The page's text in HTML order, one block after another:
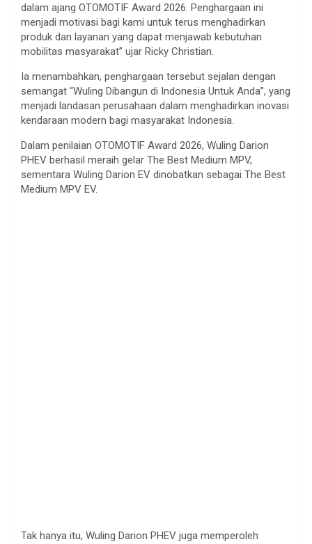
dalam ajang OTOMOTIF Award 2026. Penghargaan ini
menjadi motivasi bagi kami untuk terus menghadirkan
produk dan layanan yang dapat menjawab kebutuhan
mobilitas masyarakat” ujar Ricky Christian.
Ia menambahkan, penghargaan tersebut sejalan dengan
semangat “Wuling Dibangun di Indonesia Untuk Anda”, yang
menjadi landasan perusahaan dalam menghadirkan inovasi
kendaraan modern bagi masyarakat Indonesia.
Dalam penilaian OTOMOTIF Award 2026, Wuling Darion
PHEV berhasil meraih gelar The Best Medium MPV,
sementara Wuling Darion EV dinobatkan sebagai The Best
Medium MPV EV.
Tak hanya itu, Wuling Darion PHEV juga memperoleh